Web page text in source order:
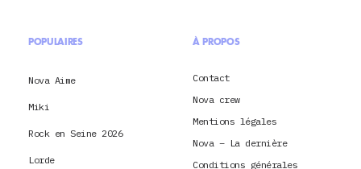
POPULAIRES
Nova Aime
Miki
Rock en Seine 2026
Lorde
À PROPOS
Contact
Nova crew
Mentions légales
Nova – La dernière
Conditions générales